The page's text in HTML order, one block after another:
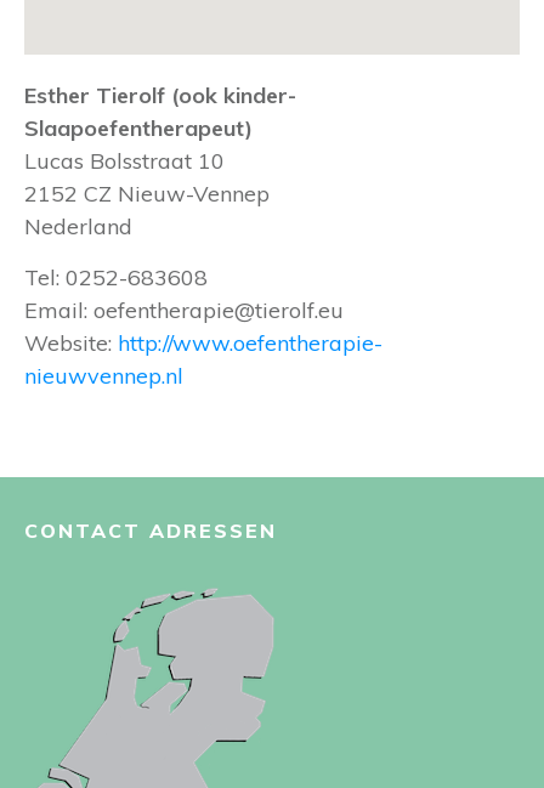
Esther Tierolf (ook kinder-
Slaapoefentherapeut)
Lucas Bolsstraat 10
2152 CZ Nieuw-Vennep
Nederland
Tel: 0252-683608
Email: oefentherapie@tierolf.eu
Website: http://www.oefentherapie-
nieuwvennep.nl
CONTACT ADRESSEN